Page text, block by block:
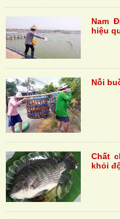
Nam
hiệu
Nỗi
Chất
khỏi